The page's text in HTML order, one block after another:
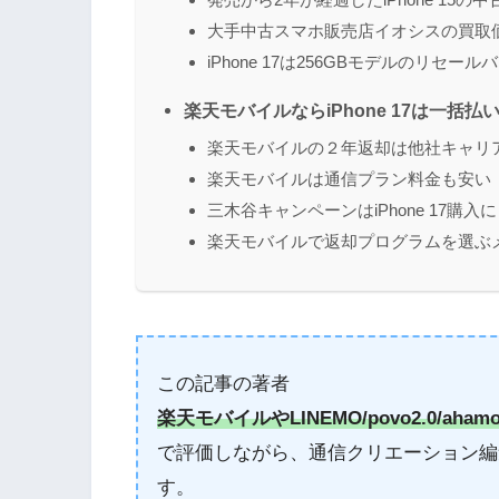
大手中古スマホ販売店イオシスの買取
iPhone 17は256GBモデルのリセール
楽天モバイルならiPhone 17は一括払
楽天モバイルの２年返却は他社キャリ
楽天モバイルは通信プラン料金も安い
三木谷キャンペーンはiPhone 17購入
楽天モバイルで返却プログラムを選ぶ
この記事の著者
楽天モバイルやLINEMO/povo2.0/
で評価しながら、通信クリエーション
す。